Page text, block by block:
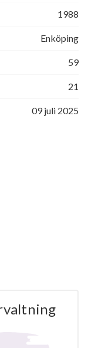
1988
Enköping
59
21
09 juli 2025